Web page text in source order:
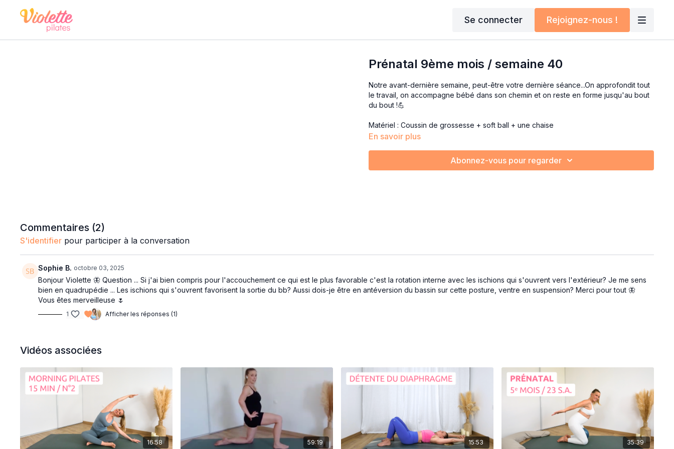
Se connecter Rejoignez-nous !
Prénatal 9ème mois / semaine 40
Notre avant-dernière semaine, peut-être votre dernière séance...On approfondit tout
le travail, on accompagne bébé dans son chemin et on reste en forme jusqu'au bout
du bout !💪
Matériel : Coussin de grossesse + soft ball + une chaise
En savoir plus
Abonnez-vous pour regarder
Commentaires (2)
S'identifier pour participer à la conversation
Sophie B. octobre 03, 2025
Bonjour Violette 🦋 Question ... Si j'ai bien compris pour l'accouchement ce qui est le plus favorable c'est la rotation interne avec les ischions qui s'ouvrent vers l'extérieur? Je me sens
bien en quadrupédie ... Les ischions qui s'ouvrent favorisent la sortie du bb? Aussi dois-je être en antéversion du bassin sur cette posture, ventre en suspension? Merci pour tout 🦋
Vous êtes merveilleuse 🌷
1 Afficher les réponses (1)
Vidéos associées
16:58 59:19 15:53 35:39